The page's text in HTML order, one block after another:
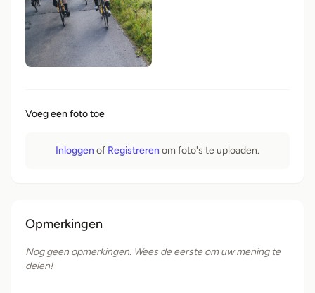
Voeg een foto toe
Inloggen of Registreren om foto's te uploaden.
Opmerkingen
Nog geen opmerkingen. Wees de eerste om uw mening te
delen!